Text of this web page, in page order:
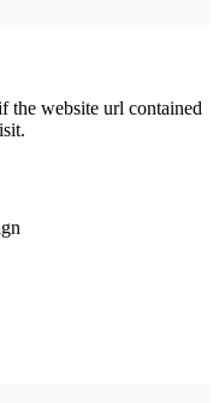
the website url contained